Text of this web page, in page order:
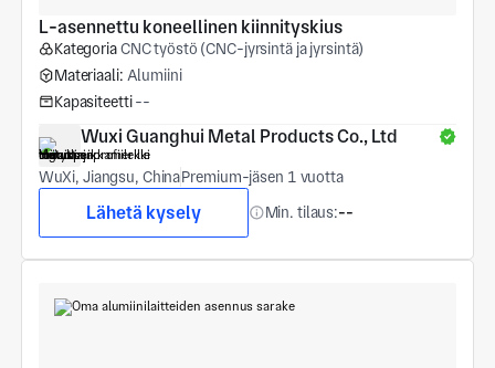
L-asennettu koneellinen kiinnityskius
KategoriaCNC työstö (CNC-jyrsintä ja jyrsintä)
Materiaali: Alumiini
Kapasiteetti --
Wuxi Guanghui Metal Products Co., Ltd
WuXi, Jiangsu, ChinaPremium-jäsen 1 vuotta
Lähetä kysely Min. tilaus:--